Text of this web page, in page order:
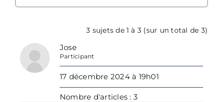
3 sujets de 1 à 3 (sur un total de 3)
Jose
Participant
17 décembre 2024 à 19h01
Nombre d'articles : 3